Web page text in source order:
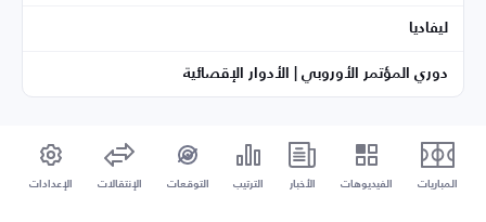
ليفاديا
دوري المؤتمر الأوروبي | الأدوار الإقصائية
المباريات الفيديوهات الأخبار الترتيب التوقعات الإنتقالات الإعدادات